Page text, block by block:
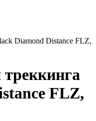
Diamond Distance FLZ,
FLZ,